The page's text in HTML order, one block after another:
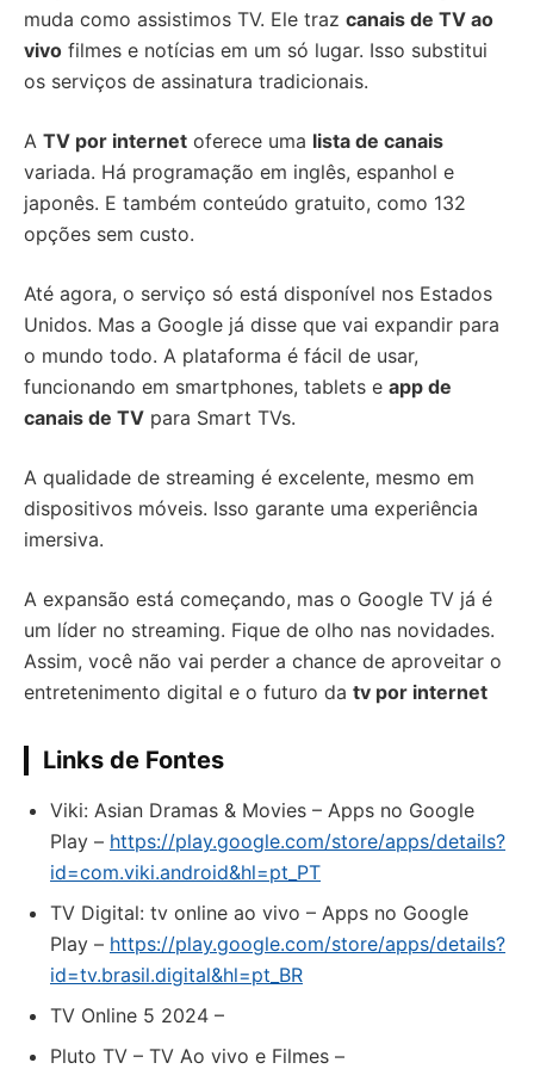
muda como assistimos TV. Ele traz canais de TV ao
vivo filmes e notícias em um só lugar. Isso substitui
os serviços de assinatura tradicionais.
A TV por internet oferece uma lista de canais
variada. Há programação em inglês, espanhol e
japonês. E também conteúdo gratuito, como 132
opções sem custo.
Até agora, o serviço só está disponível nos Estados
Unidos. Mas a Google já disse que vai expandir para
o mundo todo. A plataforma é fácil de usar,
funcionando em smartphones, tablets e app de
canais de TV para Smart TVs.
A qualidade de streaming é excelente, mesmo em
dispositivos móveis. Isso garante uma experiência
imersiva.
A expansão está começando, mas o Google TV já é
um líder no streaming. Fique de olho nas novidades.
Assim, você não vai perder a chance de aproveitar o
entretenimento digital e o futuro da tv por internet
Links de Fontes
Viki: Asian Dramas & Movies – Apps no Google
Play – https://play.google.com/store/apps/details?
id=com.viki.android&hl=pt_PT
TV Digital: tv online ao vivo – Apps no Google
Play – https://play.google.com/store/apps/details?
id=tv.brasil.digital&hl=pt_BR
TV Online 5 2024 –
Pluto TV – TV Ao vivo e Filmes –